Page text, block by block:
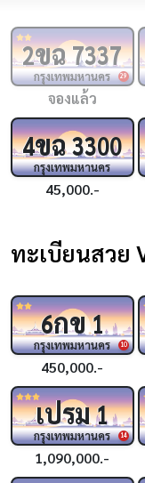
29
2ขฉ7337
กรุงเทพมหานคร
จองแล้ว
4ขฉ3300
กรุงเทพมหานคร
45,000.-
ทะเบียนสวย
10
6กข1
กรุงเทพมหานคร
450,000.-
14
เปรม1
กรุงเทพมหานคร
1,090,000.-